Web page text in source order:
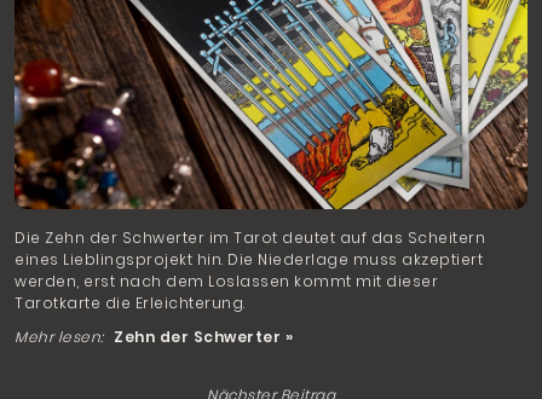
Die Zehn der Schwerter im Tarot deutet auf das Scheitern
eines Lieblingsprojekt hin. Die Niederlage muss akzeptiert
werden, erst nach dem Loslassen kommt mit dieser
Tarotkarte die Erleichterung.
Mehr lesen: Zehn der Schwerter »
Nächster Beitrag